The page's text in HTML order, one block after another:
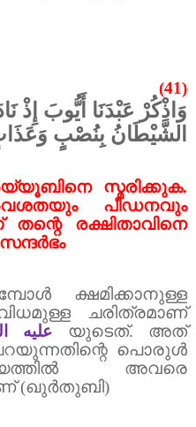
(41)
وَاذْكُرْ عَبْدَنَا أَيُّوبَ إِذْ
الشَّيْطَانُ بِنُصْبٍ
സ്മരിക്കുക.
പീഡനവും
തന്റെ രക്ഷിതാവിനെ
ക്ഷമിക്കാനുള്ള
ചരിത്രമാണ്
عليه യുടെത്.
അത്
പൊരുൾ
അവരെ
(ഖുർതുബി)